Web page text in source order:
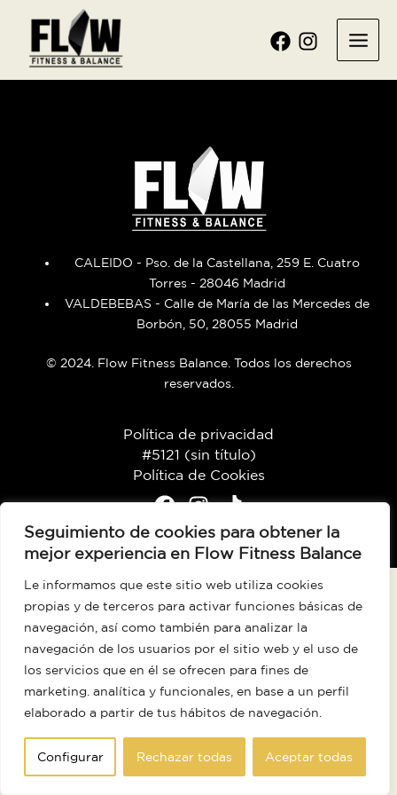
Seguimiento de cookies para obtener la
mejor experiencia en Flow Fitness Balance
Le informamos que este sitio web utiliza cookies
propias y de terceros para activar funciones básicas de
navegación, así como también para analizar la
navegación de los usuarios por el sitio web y el uso de
los servicios que en él se ofrecen para fines de
marketing. analítica y funcionales, en base a un perfil
elaborado a partir de tus hábitos de navegación
Configurar Rechazar todas Aceptar todas
contenido
Main
Menu
CALEIDO - Pso. de la Castellana, 259 E. Cuatro
Torres - 28046 Madrid
VALDEBEBAS - Calle de María de las Mercedes de
Borbón, 50, 28055 Madrid
© 2024. Flow Fitness Balance. Todos los derechos
reservados.
Política de privacidad
#5121 (sin título)
Política de Cookies